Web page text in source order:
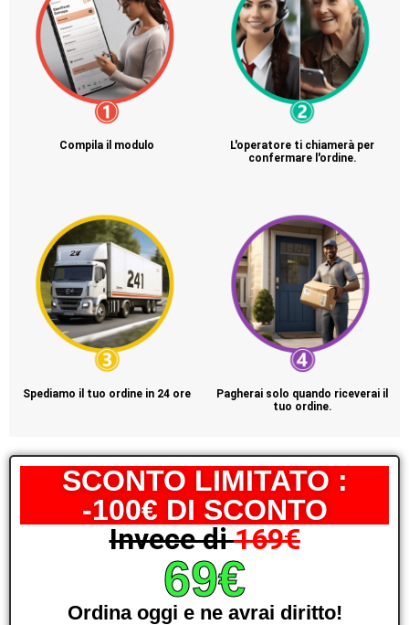
Compila il modulo
L'operatore ti chiamerà per
confermare l'ordine.
Spediamo il tuo ordine in 24 ore
Pagherai solo quando riceverai il
tuo ordine.
SCONTO LIMITATO :
-100€ DI SCONTO
Invece di169€
69€
Ordina oggi e ne avrai diritto!